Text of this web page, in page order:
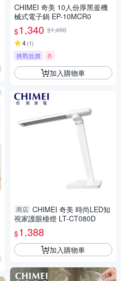
CHIMEI 奇美 10人份厚黑釜機
械式電子鍋 EP-10MCR0
$1,340 $1,488
4(1)
挑戰低價 券
加入購物車
商店 CHIMEI 奇美 時尚LED知
視家護眼檯燈 LT-CT080D
$1,388
加入購物車